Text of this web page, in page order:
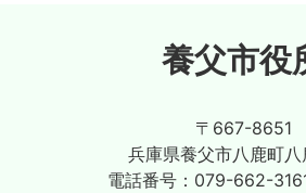
養父市役
〒667-8651
兵庫県養父市八鹿町八
電話番号： 079-662-3161